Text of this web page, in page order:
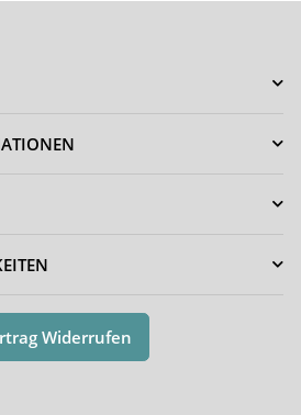
Widerrufen